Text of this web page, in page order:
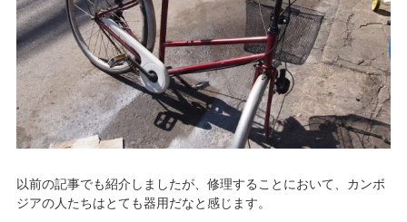
以前の記事でも紹介しましたが、修理することにおいて、カンボ
ジアの人たちはとても器用だなと感じます。